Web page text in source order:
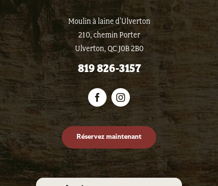
Moulin à laine d'Ulverton
210, chemin Porter
Ulverton, QC J0B 2B0
819 826-3157
Réservez maintenant